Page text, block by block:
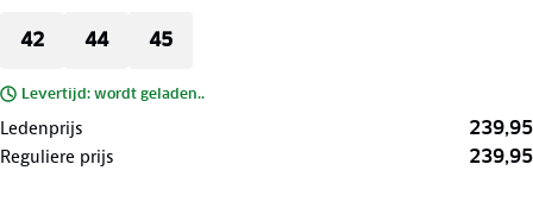
42 44 45
Levertijd: wordt geladen..
Ledenprijs 239,95
Reguliere prijs 239,95